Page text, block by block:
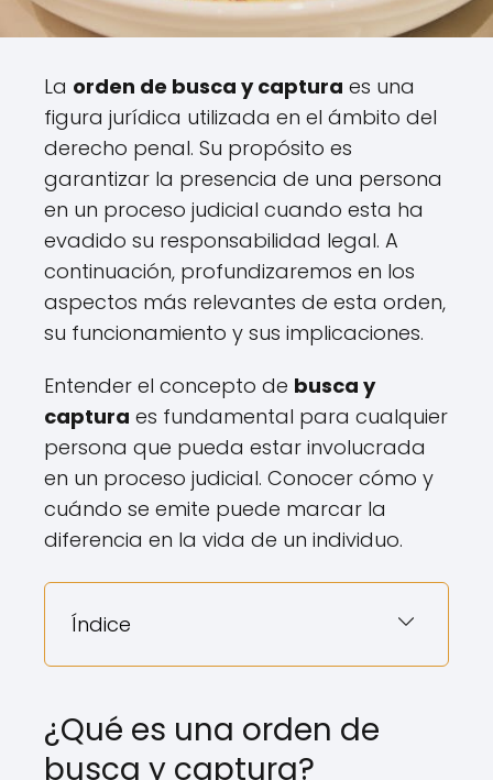
La orden de busca y captura es una
figura jurídica utilizada en el ámbito del
derecho penal. Su propósito es
garantizar la presencia de una persona
en un proceso judicial cuando esta ha
evadido su responsabilidad legal. A
continuación, profundizaremos en los
aspectos más relevantes de esta orden,
su funcionamiento y sus implicaciones.
Entender el concepto de busca y
captura es fundamental para cualquier
persona que pueda estar involucrada
en un proceso judicial. Conocer cómo y
cuándo se emite puede marcar la
diferencia en la vida de un individuo.
Índice
¿Qué es una orden de
busca y captura?